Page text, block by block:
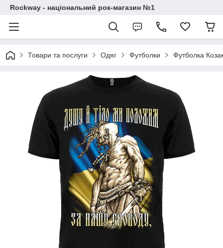
Rockway - національний рок-магазин №1
Товари та послуги Одяг Футболки Футболка